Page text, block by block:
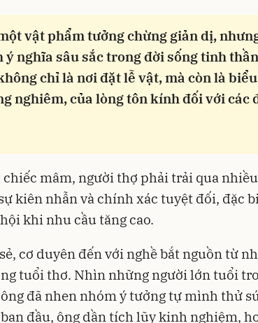
vật phẩm tưởng chừng giản dị,
nghĩa sâu sắc trong đời sống tinh
chỉ là nơi đặt lễ vật, mà còn là biểu
nghiêm, của lòng tôn kính đối với các
mâm, người thợ phải trải qua
kiên nhẫn và chính xác tuyệt đối, đặc
khi nhu cầu tăng cao.
cơ duyên đến với nghề bắt nguồn từ
tuổi thơ. Nhìn những người lớn tuổi
đã nhen nhóm ý tưởng tự mình thử
đầu, ông dần tích lũy kinh nghiệm,